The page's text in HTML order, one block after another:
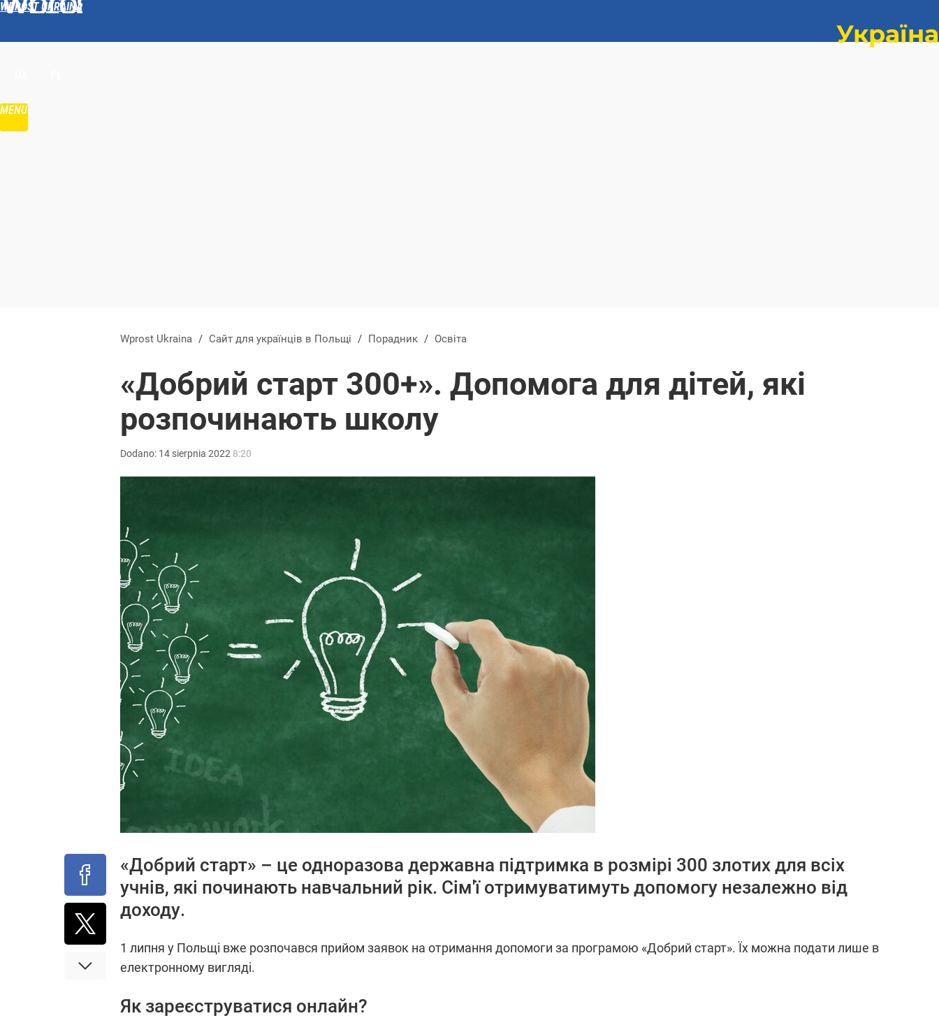
WPROST UKRAINA
MENU
Wprost Ukraina / Сайт для українців в Польщі / Порадник / Освіта
«Добрий старт 300+». Допомога для дітей, які
розпочинають школу
Dodano: 14 sierpnia 2022 8:20
«Добрий старт» – це одноразова державна підтримка в розмірі 300 злотих для всіх
учнів, які починають навчальний рік. Сім'ї отримуватимуть допомогу незалежно від
доходу.
1 липня у Польщі вже розпочався прийом заявок на отримання допомоги за програмою «Добрий старт». Їх можна подати лише в
електронному вигляді.
Як зареєструватися онлайн?